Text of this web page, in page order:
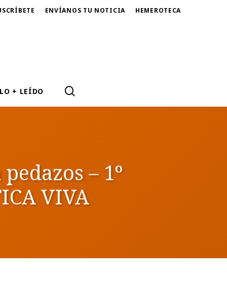
ENVÍANOS TU NOTICIA HEMEROTECA
LO + LEÍDO
– 1º
VIVA